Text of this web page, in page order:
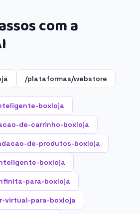
com a
/plataformas/webstore
boxloja
de-carrinho-boxloja
de-produtos-boxloja
boxloja
para-boxloja
virtual-para-boxloja